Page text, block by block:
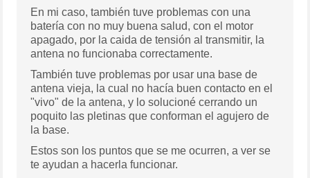
En mi caso, también tuve problemas con una
batería con no muy buena salud, con el motor
apagado, por la caida de tensión al transmitir, la
antena no funcionaba correctamente.
También tuve problemas por usar una base de
antena vieja, la cual no hacía buen contacto en el
"vivo" de la antena, y lo solucioné cerrando un
poquito las pletinas que conforman el agujero de
la base.
Estos son los puntos que se me ocurren, a ver se
te ayudan a hacerla funcionar.